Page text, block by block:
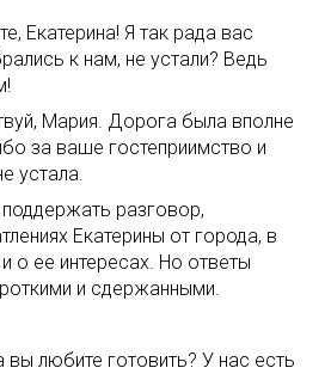
Екатерина! Я так рада вас
к нам, не устали? Ведь
Мария. Дорога была вполне
за ваше гостеприимство и
устала.
разговор,
Екатерины от города, в
о ее интересах. Но ответы
и сдержанными.
вы любите готовить? У нас есть